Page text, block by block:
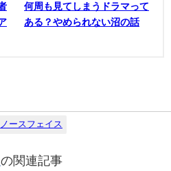
何周も見てしまうドラマって
ある？やめられない沼の話
ノースフェイス
の関連記事